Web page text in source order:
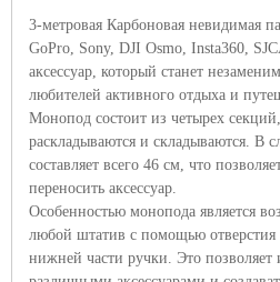
3-метровая Карбоновая невидимая
GoPro Sony, DJI Osmo Insta360,
аксессуар, который станет
любителей активного отдыха и
Монопод состоит из четырех
раскладываются и складываются. В
составляет всего 46 см, что
переносить аксессуар.
Особенностью монопода является
любой штатив с помощью
нижней части ручки. Это позволяет